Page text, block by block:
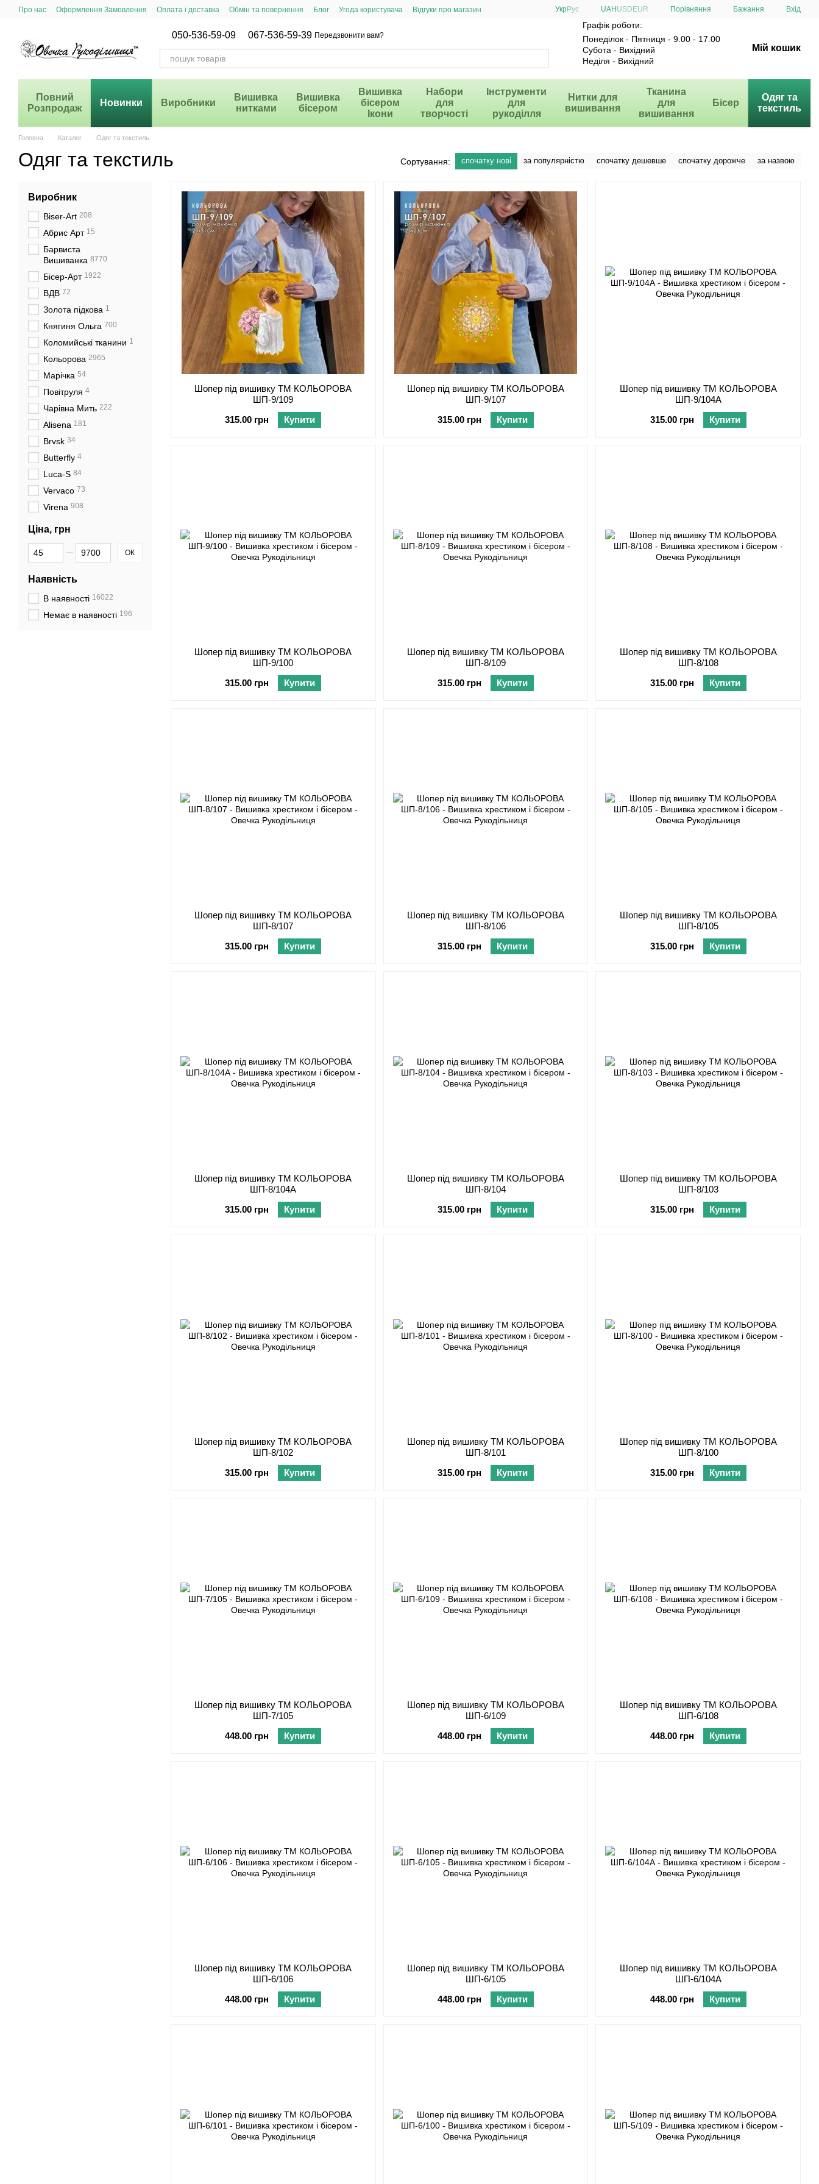
Перейти до основного контенту
Про нас Оформлення Замовлення Оплата і доставка Обмін та повернення Блог Угода користувача
Відгуки про магазин
УкрРус UAH USD EUR Порівняння Бажання Вхід
050-536-59-09 067-536-59-39 Передзвонити вам?
Графік роботи:
Понеділок - Пятниця - 9.00 - 17.00
Субота - Вихідний
Неділя - Вихідний
Мій кошик
Повний
Розпродаж
Новинки Виробники
Вишивка
нитками
Вишивка
бісером
Вишивка
бісером
Ікони
Набори
для
творчості
Інструменти
для
рукоділля
Нитки для
вишивання
Тканина
для
вишивання
Бісер
Одяг та
текстиль
Головна Каталог Одяг та текстиль
Одяг та текстиль Сортування: спочатку нові за популярністю спочатку дешевше спочатку дорожче за назвою
Шопер під вишивку ТМ КОЛЬОРОВА
ШП-9/109
315.00 грн
Купити
Шопер під вишивку ТМ КОЛЬОРОВА
ШП-9/107
315.00 грн
Купити
Шопер під вишивку ТМ КОЛЬОРОВА
ШП-9/104А
315.00 грн
Купити
Шопер під вишивку ТМ КОЛЬОРОВА
ШП-9/100
315.00 грн
Купити
Шопер під вишивку ТМ КОЛЬОРОВА
ШП-8/109
315.00 грн
Купити
Шопер під вишивку ТМ КОЛЬОРОВА
ШП-8/108
315.00 грн
Купити
Шопер під вишивку ТМ КОЛЬОРОВА
ШП-8/107
315.00 грн
Купити
Шопер під вишивку ТМ КОЛЬОРОВА
ШП-8/106
315.00 грн
Купити
Шопер під вишивку ТМ КОЛЬОРОВА
ШП-8/105
315.00 грн
Купити
Шопер під вишивку ТМ КОЛЬОРОВА
ШП-8/104А
315.00 грн
Купити
Шопер під вишивку ТМ КОЛЬОРОВА
ШП-8/104
315.00 грн
Купити
Шопер під вишивку ТМ КОЛЬОРОВА
ШП-8/103
315.00 грн
Купити
Шопер під вишивку ТМ КОЛЬОРОВА
ШП-8/102
315.00 грн
Купити
Шопер під вишивку ТМ КОЛЬОРОВА
ШП-8/101
315.00 грн
Купити
Шопер під вишивку ТМ КОЛЬОРОВА
ШП-8/100
315.00 грн
Купити
Шопер під вишивку ТМ КОЛЬОРОВА
ШП-7/105
448.00 грн
Купити
Шопер під вишивку ТМ КОЛЬОРОВА
ШП-6/109
448.00 грн
Купити
Шопер під вишивку ТМ КОЛЬОРОВА
ШП-6/108
448.00 грн
Купити
Шопер під вишивку ТМ КОЛЬОРОВА
ШП-6/106
448.00 грн
Купити
Шопер під вишивку ТМ КОЛЬОРОВА
ШП-6/105
448.00 грн
Купити
Шопер під вишивку ТМ КОЛЬОРОВА
ШП-6/104А
448.00 грн
Купити
Виробник
Biser-Art 208
Абрис Арт 15
Барвиста
Вишиванка 8770
Бісер-Арт 1922
ВДВ 72
Золота підкова 1
Княгиня Ольга 700
Коломийські тканини 1
Кольорова 2965
Марічка 54
Повітруля 4
Чарівна Мить 222
Alisena 181
Brvsk 34
Butterfly 4
Luca-S 84
Vervaco 73
Virena 908
Ціна, грн
Від Ціна, грн
До Ціна, грн ОК
Наявність
В наявності 16022
Немає в наявності 196